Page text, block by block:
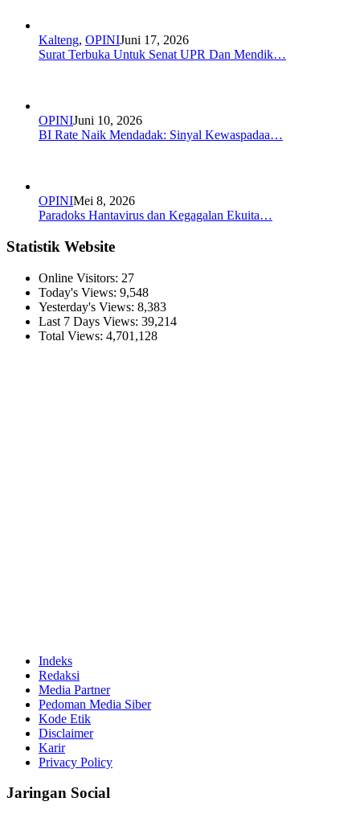
Kalteng, OPINIJuni 17, 2026
Surat Terbuka Untuk Senat UPR Dan Mendik…
OPINIJuni 10, 2026
BI Rate Naik Mendadak: Sinyal Kewaspadaa…
OPINIMei 8, 2026
Paradoks Hantavirus dan Kegagalan Ekuita…
Statistik Website
Online Visitors: 27
Today's Views: 9,548
Yesterday's Views: 8,383
Last 7 Days Views: 39,214
Total Views: 4,701,128
Indeks
Redaksi
Media Partner
Pedoman Media Siber
Kode Etik
Disclaimer
Karir
Privacy Policy
Jaringan Social